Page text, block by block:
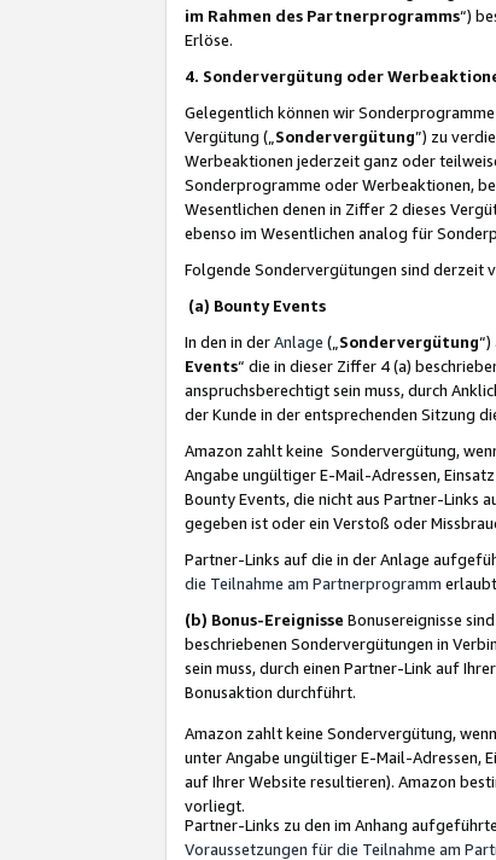
im Rahmen des Partnerprogramms“)
Erlöse.
4. Sondervergütung oder
Gelegentlich können wir
Vergütung („ Sondervergütung”) zu
Werbeaktionen jederzeit ganz oder
Sonderprogramme oder Werbeaktionen,
Wesentlichen denen in Ziffer 2 dieses
ebenso im Wesentlichen analog für
Folgende Sondervergütungen sind derzeit
(a) Bounty Events
In den in derAnlage („ Sondervergütung“)
Events“ die in dieser Ziffer 4 (a)
anspruchsberechtigt sein muss, durch
der Kunde in der entsprechenden Sitzung
Amazon zahlt keine Sondervergütung,
Angabe ungültiger E-Mail-Adressen,
Bounty Events, die nicht aus Partner-Links
gegeben ist oder ein Verstoß oder
Partner-Links auf die in der Anlage
die Teilnahme am Partnerprogramm
(b) Bonus-Ereignisse Bonusereignisse
beschriebenen Sondervergütungen in
sein muss, durch einen Partner-Link auf
Bonusaktion durchführt.
Amazon zahlt keine Sondervergütung,
unter Angabe ungültiger E-Mail-Adressen,
auf Ihrer Website resultieren). Amazon
vorliegt.
Partner-Links zu den im Anhang
Voraussetzungen für die Teilnahme am